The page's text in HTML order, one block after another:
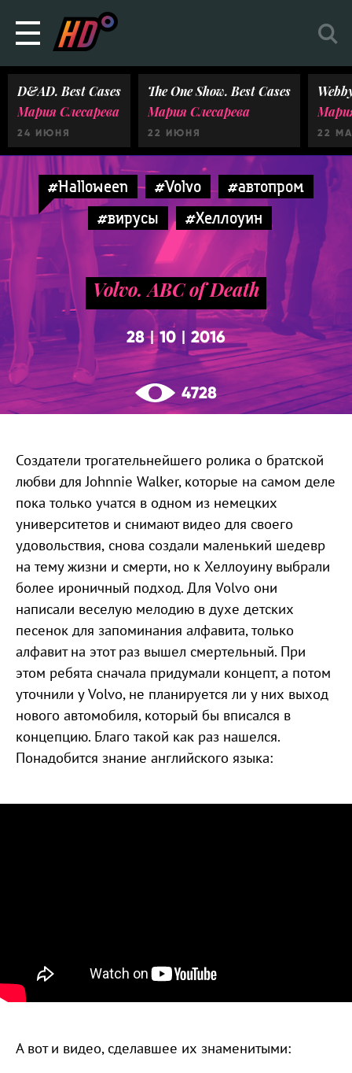
D&AD. Best Cases
Мария Слесарева
24 ИЮНЯ
The One Show. Best Cases
Мария Слесарева
22 ИЮНЯ 22
#Halloween #Volvo
#автопром
#вирусы
#Хеллоуин
Volvo. ABC of Death
28|10 2016
4728
Создатели трогательнейшего ролика о братской
любви для Johnnie Walker, которые на самом деле
пока только учатся в одном из немецких
университетов и снимают видео для своего
удовольствия, снова создали маленький шедевр
на тему жизни и смерти, но к Хеллоуину выбрали
более ироничный подход. Для Volvo они
написали веселую мелодию в духе детских
песенок для запоминания алфавита, только
алфавит на этот раз вышел смертельный. При
этом ребята сначала придумали концепт, а потом
уточнили у Volvo, не планируется ли у них выход
нового автомобиля, который бы вписался в
концепцию. Благо такой как раз нашелся.
Понадобится знание английского языка:
А вот и видео, сделавшее их знаменитыми: